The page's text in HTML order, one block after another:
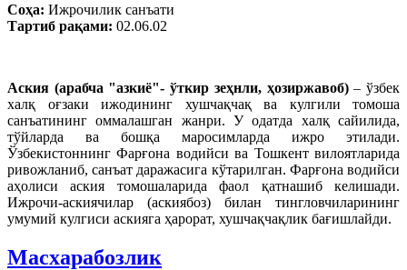
Соҳа: Ижрочилик санъати
Тартиб рақами: 02.06.02
Аския (арабча "азкиё"- ўткир зеҳнли, ҳозиржавоб)– ўзбек
халқ оғзаки ижодининг хушчақчақ ва кулгили томоша
санъатининг оммалашган жанри. У одатда халқ сайилида,
тўйларда ва бошқа маросимларда ижро этилади.
Ўзбекистоннинг Фарғона водийси ва Тошкент вилоятларида
ривожланиб, санъат даражасига кўтарилган. Фарғона водийси
аҳолиси аския томошаларида фаол қатнашиб келишади.
Ижрочи-аскиячилар (аскиябоз) билан тингловчиларининг
умумий кулгиси аскияга ҳарорат, хушчақчақлик бағишлайди.
Масхарабозлик